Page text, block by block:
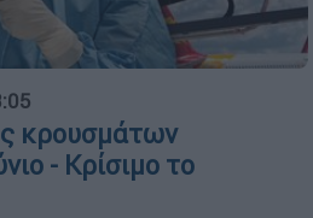
κρουσμάτων
- Κρίσιμο το